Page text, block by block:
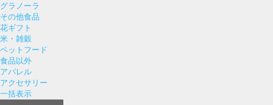
グラノーラ
その他食品
花ギフト
米・雑穀
ペットフード
食品以外
アパレル
アクセサリー
一括表示